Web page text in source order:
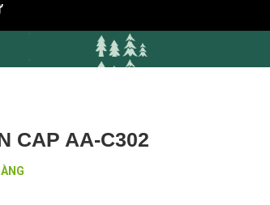
CAP AA-C302